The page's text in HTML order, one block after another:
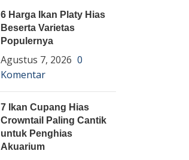
6 Harga Ikan Platy Hias
Beserta Varietas
Populernya
Agustus 7, 2026 0
Komentar
7 Ikan Cupang Hias
Crowntail Paling Cantik
untuk Penghias
Akuarium